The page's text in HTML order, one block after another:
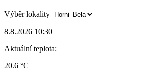
Výběr lokality
8.8.2026 10:30
Aktuální teplota:
20.6 °C